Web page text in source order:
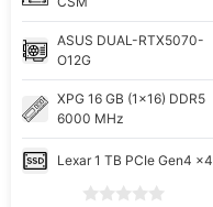
ASUS DUAL-RTX5070-
O12G
XPG 16 GB (1x16) DDR5
6000 MHz
Lexar 1 TB PCIe Gen4 x4